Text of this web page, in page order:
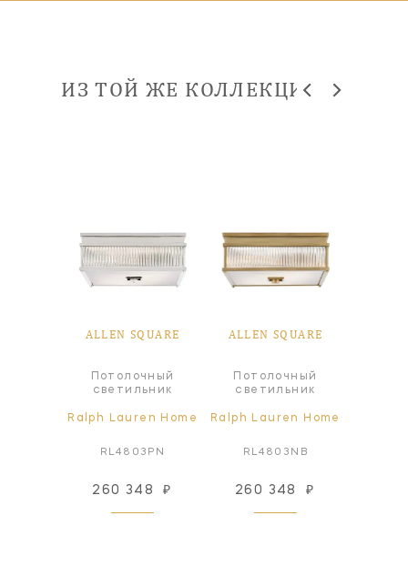
ИЗ ТОЙ ЖЕ КОЛЛЕКЦИИ
ALLEN SQUARE
Потолочный
светильник
Ralph Lauren Home
RL4803PN
260 348 ₽
ALLEN SQUARE
Потолочный
светильник
Ralph Lauren Home
RL4803NB
260 348 ₽